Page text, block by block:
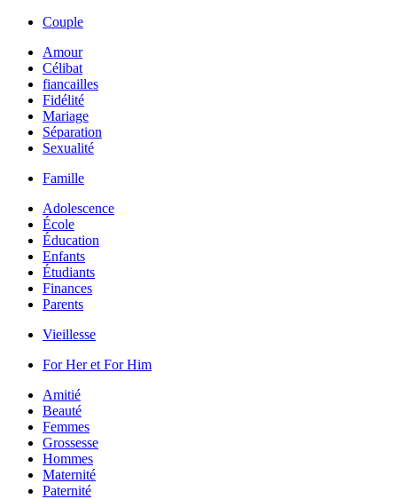
Couple
Amour
Célibat
fiancailles
Fidélité
Mariage
Séparation
Sexualité
Famille
Adolescence
École
Éducation
Enfants
Étudiants
Finances
Parents
Vieillesse
For Her et For Him
Amitié
Beauté
Femmes
Grossesse
Hommes
Maternité
Paternité